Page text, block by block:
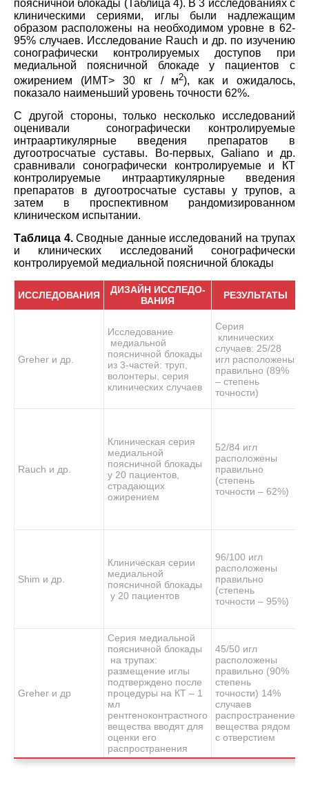
поясничной блокады (Таблица 4). В 3 исследованиях с
клиническими сериями, иглы были надлежащим
образом расположены на необходимом уровне в 62-
95% случаев. Исследование Rauch и др. по изучению
сонографически контролируемых доступов при
медиальной поясничной блокаде у пациентов с
ожирением (ИМТ> 30 кг / м2), как и ожидалось,
показало наименьший уровень точности 62%.
С другой стороны, только несколько исследований
оценивали сонографически контролируемые
интраартикулярные введения препаратов в
дугоотросчатые суставы. Во-первых, Galiano и др.
сравнивали сонографически контролируемые и КТ
контролируемые интраартикулярные введения
препаратов в дугоотросчатые суставы у трупов, а
затем в проспективном рандомизированном
клиническом испытании.
Таблица 4.Сводные данные исследований на трупах
и клинических исследований сонографически
контролируемой медиальной поясничной блокады
ИССЛЕДОВАНИЯ
ДИЗАЙН ИССЛЕДО-
ВАНИЯ
РЕЗУЛЬТАТЫ
Greher и др.
Исследование
медиальной
поясничной блокады
из 3-частей: труп,
волонтеры, серия
клинических случаев
Серия
клинических
случаев: 25/28
игл расположены
правильно (89%
– степень
точности)
Rauch и др.
Клиническая серия
медиальной
поясничной блокады
у 20 пациентов,
страдающих
ожирением
52/84 игл
расположены
правильно
(степень
точности – 62%)
Shim и др.
Клиническая серии
медиальной
поясничной блокады
у 20 пациентов
96/100 игл
расположены
правильно
(степень
точности – 95%)
Greher и др
Серия медиальной
поясничной блокады
на трупах:
размещение иглы
подтверждено после
процедуры на КТ – 1
мл
рентгеноконтрастного
вещества вводят для
оценки его
распространения
45/50 игл
расположены
правильно (90%
степень
точности) 14%
случаев
распространение
вещества рядом
с отверстием